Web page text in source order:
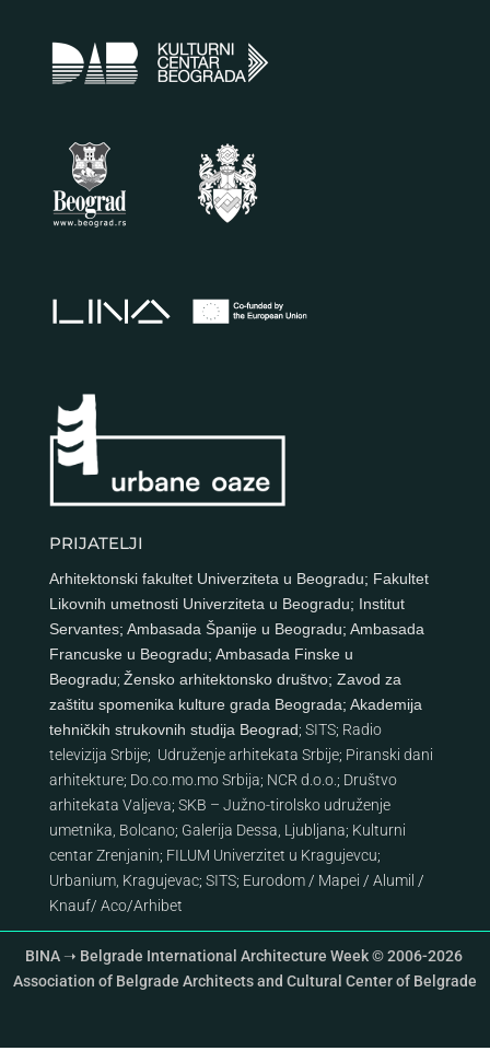
PRIJATELJI
Arhitektonski fakultet Univerziteta u Beogradu; Fakultet
Likovnih umetnosti Univerziteta u Beogradu; Institut
Servantes; Ambasada Španije u Beogradu; Ambasada
Francuske u Beogradu; Ambasada Finske u
Beogradu; Žensko arhitektonsko društvo; Zavod za
zaštitu spomenika kulture grada Beograda; Akademija
tehničkih strukovnih studija Beograd; SITS; Radio
televizija Srbije; Udruženje arhitekata Srbije; Piranski dani
arhitekture; Do.co.mo.mo Srbija; NCR d.o.o. ; Društvo
arhitekata Valjeva; SKB – Južno-tirolsko udruženje
umetnika, Bolcano; Galerija Dessa, Ljubljana; Kulturni
centar Zrenjanin; FILUM Univerzitet u Kragujevcu;
Urbanium, Kragujevac; SITS; Eurodom/ Mapei / Alumil /
Knauf/ Aco/Arhibet
BINA ➝ Belgrade International Architecture Week © 2006-2026
Association of Belgrade Architects and Cultural Center of Belgrade